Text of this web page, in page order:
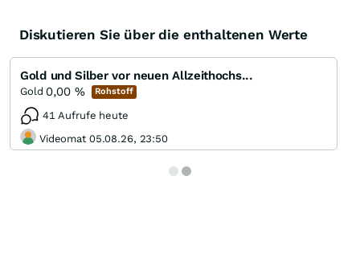
Diskutieren Sie über die enthaltenen Werte
Gold und Silber vor neuen Allzeithochs...
Gold 0,00 % Rohstoff
41 Aufrufe heute
Videomat 05.08.26, 23:50